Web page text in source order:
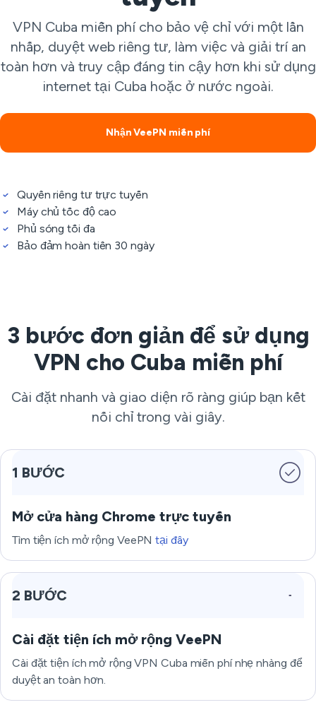
VPN Cuba miễn phí cho bảo vệ chỉ với một lần
nhấp, duyệt web riêng tư, làm việc và giải trí an
toàn hơn và truy cập đáng tin cậy hơn khi sử dụng
internet tại Cuba hoặc ở nước ngoài.
Nhận VeePN miễn phí
Quyền riêng tư trực tuyến
Máy chủ tốc độ cao
Phủ sóng tối đa
Bảo đảm hoàn tiền 30 ngày
3 bước đơn giản để sử dụng
VPN cho Cuba miễn phí
Cài đặt nhanh và giao diện rõ ràng giúp bạn kết
nối chỉ trong vài giây.
1 BƯỚC
Mở cửa hàng Chrome trực tuyến
Tìm tiện ích mở rộng VeePNtại đây
2 BƯỚC
Cài đặt tiện ích mở rộng VeePN
Cài đặt tiện ích mở rộng VPN Cuba miễn phí nhẹ nhàng để
duyệt an toàn hơn.